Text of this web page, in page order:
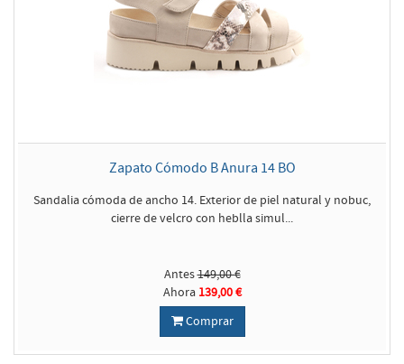
Zapato Cómodo B Anura 14 BO
Sandalia cómoda de ancho 14. Exterior de piel natural y nobuc,
cierre de velcro con heblla simul...
Antes149,00 €
Ahora 139,00 €
Comprar